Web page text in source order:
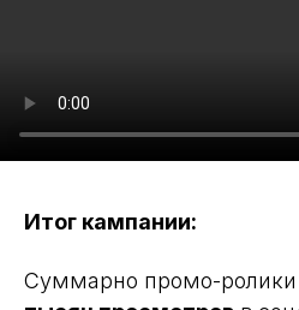
Итог кампании:
Суммарно промо-ролики